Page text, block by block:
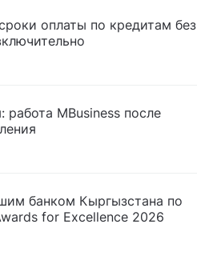
оплаты по кредитам без
MBusiness после
банком Кыргызстана по
for Excellence 2026